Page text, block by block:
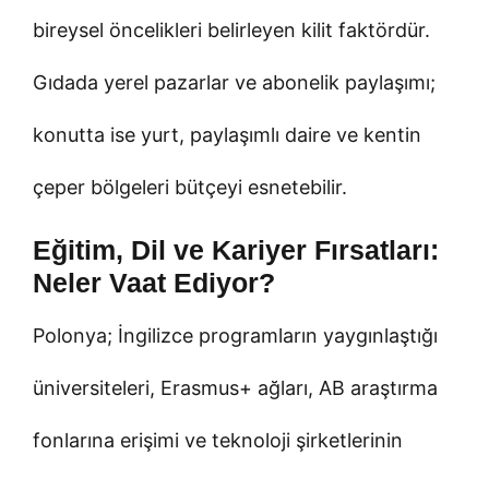
bireysel öncelikleri belirleyen kilit faktördür.
Gıdada yerel pazarlar ve abonelik paylaşımı;
konutta ise yurt, paylaşımlı daire ve kentin
çeper bölgeleri bütçeyi esnetebilir.
Eğitim, Dil ve Kariyer Fırsatları:
Neler Vaat Ediyor?
Polonya; İngilizce programların yaygınlaştığı
üniversiteleri, Erasmus+ ağları, AB araştırma
fonlarına erişimi ve teknoloji şirketlerinin